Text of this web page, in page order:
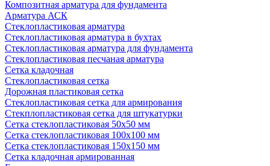
Композитная арматура для фундамента
Арматура АСК
Cтеклопластиковая арматура
Стеклопластиковая арматура в бухтах
Стеклопластиковая арматура для фундамента
Стеклопластиковая песчаная арматура
Сетка кладочная
Стеклопластиковая сетка
Дорожная пластиковая сетка
Стеклопластиковая сетка для армирования
Стекплопластиковая сетка для штукатурки
Сетка стеклопластиковая 50x50 мм
Сетка стеклопластиковая 100x100 мм
Сетка стеклопластиковая 150x150 мм
Сетка кладочная армированная